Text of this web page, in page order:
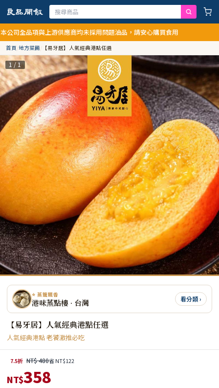
項與上游供應商均未採用問題油品，請安心購買食用
首頁/地方菜餚/ 【易牙居】人氣經典港點任選
1 / 1
⭐ 蒸籠飄香
港味蒸點樓 · 台灣 看分類 ›
【易牙居】人氣經典港點任選
人氣經典港點 老饕激推必吃
7.5折 NT$ 480省 NT$122
NT$358